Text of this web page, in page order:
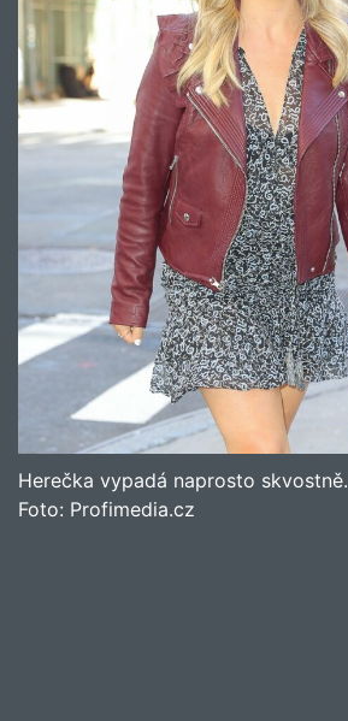
Herečka vypadá naprosto skvostně.
Foto: Profimedia.cz